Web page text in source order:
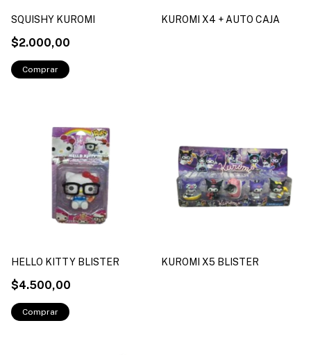
SQUISHY KUROMI
$2.000,00
KUROMI X4 + AUTO CAJA
HELLO KITTY BLISTER
$4.500,00
KUROMI X5 BLISTER